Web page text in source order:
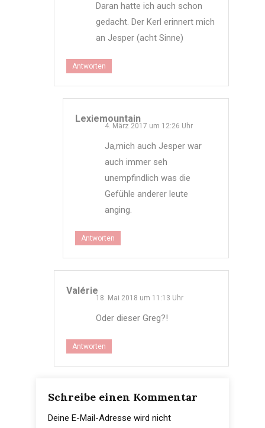
Daran hatte ich auch schon
gedacht. Der Kerl erinnert mich
an Jesper (acht Sinne)
Antworten
Lexiemountain
4. März 2017 um 12:26 Uhr
Ja,mich auch Jesper war
auch immer seh
unempfindlich was die
Gefühle anderer leute
anging.
Antworten
Valérie
18. Mai 2018 um 11:13 Uhr
Oder dieser Greg?!
Antworten
Schreibe einen Kommentar
Deine E-Mail-Adresse wird nicht